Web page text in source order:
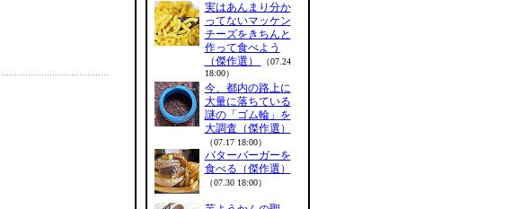
実はあんまり分か
ってないマッケン
チーズをきちんと
作って食べよう
（傑作選）
（07.24
18:00）
今、都内の路上に
大量に落ちている
謎の「ゴム輪」を
大調査（傑作選）
（07.17 18:00）
バターバーガーを
食べる（傑作選）
（07.30 18:00）